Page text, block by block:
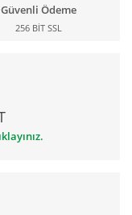
Güvenli Ödeme
256 BİT SSL